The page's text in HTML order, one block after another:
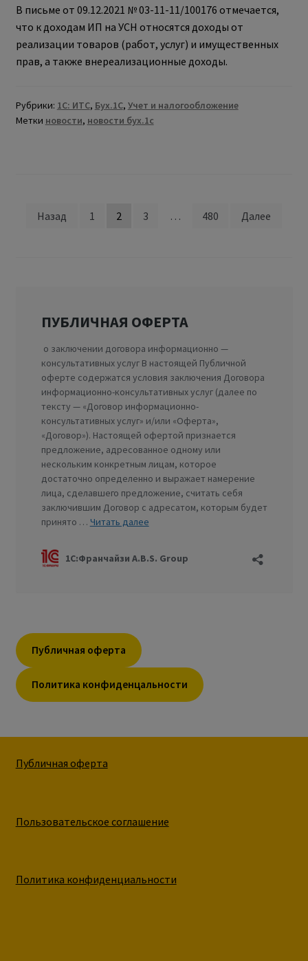
В письме от 09.12.2021 № 03-11-11/100176 отмечается,
что к доходам ИП на УСН относятся доходы от
реализации товаров (работ, услуг) и имущественных
прав, а также внереализационные доходы.
Рубрики: 1С: ИТС, Бух.1С, Учет и налогообложение
Метки новости, новости бух.1с
Назад 1 2 3 … 480 Далее
Публичная оферта
Политика конфиденцальности
Публичная оферта
Пользовательское соглашение
Политика конфиденциальности